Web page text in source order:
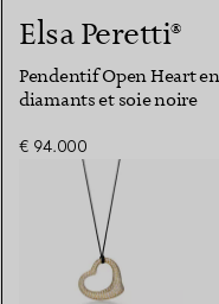
Elsa Peretti®
Pendentif Open Heart
diamants et soie noire
€ 94.000